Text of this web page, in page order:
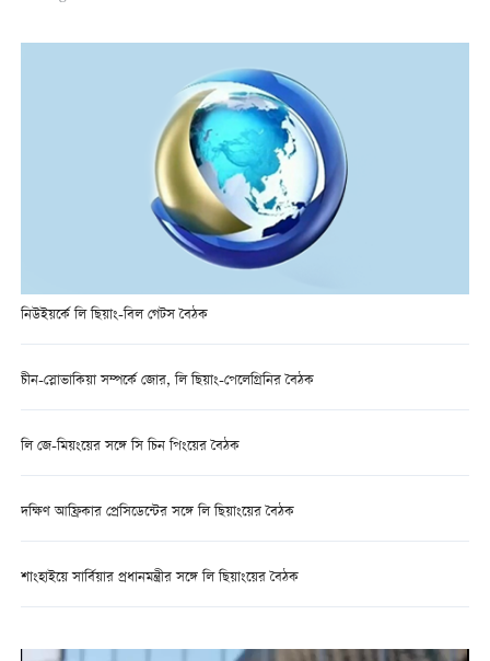
নিউইয়র্কে লি ছিয়াং-বিল গেটস বৈঠক
চীন-স্লোভাকিয়া সম্পর্কে জোর, লি ছিয়াং-পেলেগ্রিনির বৈঠক
লি জে-মিয়ংয়ের সঙ্গে সি চিন পিংয়ের বৈঠক
দক্ষিণ আফ্রিকার প্রেসিডেন্টের সঙ্গে লি ছিয়াংয়ের বৈঠক
শাংহাইয়ে সার্বিয়ার প্রধানমন্ত্রীর সঙ্গে লি ছিয়াংয়ের বৈঠক